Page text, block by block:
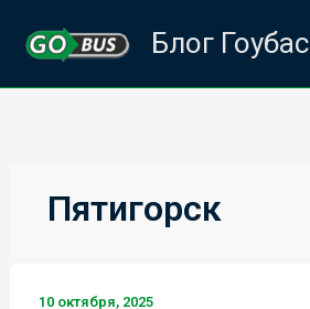
содержимому
Блог Гоубас
Пятигорск
10 октября, 2025